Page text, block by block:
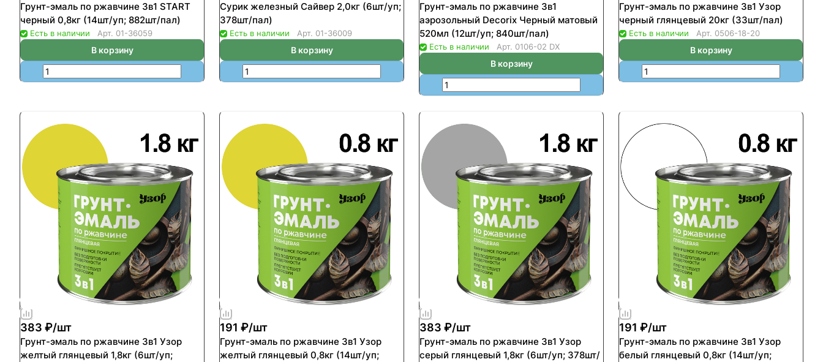
Грунт-эмаль по ржавчине 3в1 START
черный 0,8кг (14шт/уп; 882шт/пал)
Есть в наличии Арт. 01-36059
В корзину
Сурик железный Сайвер 2,0кг (6шт/уп;
378шт/пал)
Есть в наличии Арт. 01-36009
В корзину
Грунт-эмаль по ржавчине 3в1
аэрозольный Decorix Черный матовый
520мл (12шт/уп; 840шт/пал)
Есть в наличии Арт. 0106-02 DX
В корзину
Грунт-эмаль по ржавчине 3в1 Узор
черный глянцевый 20кг (33шт/пал)
Есть в наличии Арт. 0506-18-20
В корзину
383 ₽/шт
Грунт-эмаль по ржавчине 3в1 Узор
желтый глянцевый 1,8кг (6шт/уп;
191 ₽/шт
Грунт-эмаль по ржавчине 3в1 Узор
желтый глянцевый 0,8кг (14шт/уп;
383 ₽/шт
Грунт-эмаль по ржавчине 3в1 Узор
серый глянцевый 1,8кг (6шт/уп; 378шт/
191 ₽/шт
Грунт-эмаль по ржавчине 3в1 Узор
белый глянцевый 0,8кг (14шт/уп;